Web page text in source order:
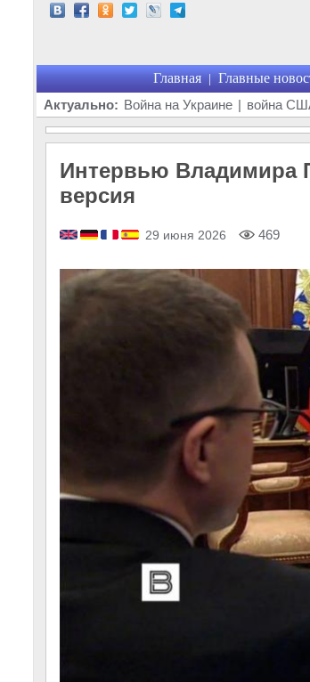
Главная | Главные
Актуально: Война на Украине | война
Интервью Владимира
версия
29 июня 2026 469